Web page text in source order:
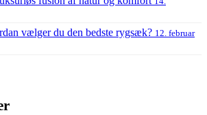
vælger du den bedste rygsæk? 12. februar